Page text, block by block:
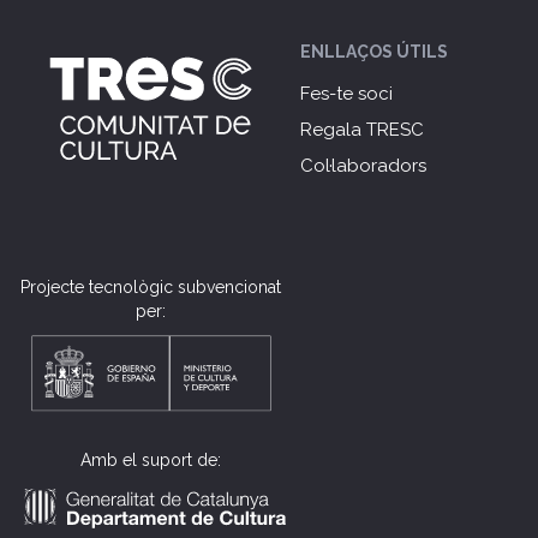
ENLLAÇOS ÚTILS
Fes-te soci
Regala TRESC
Col·laboradors
Projecte tecnològic subvencionat
per:
Amb el suport de: